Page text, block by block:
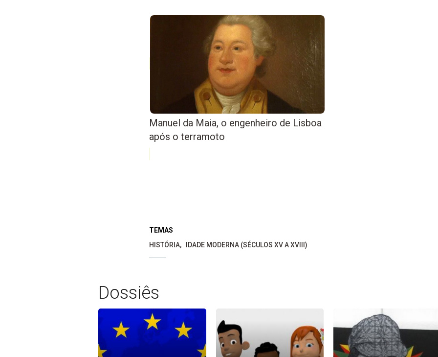
Manuel da Maia, o engenheiro de Lisboa
após o terramoto
TEMAS
HISTÓRIA
IDADE MODERNA (SÉCULOS XV A XVIII)
Dossiês